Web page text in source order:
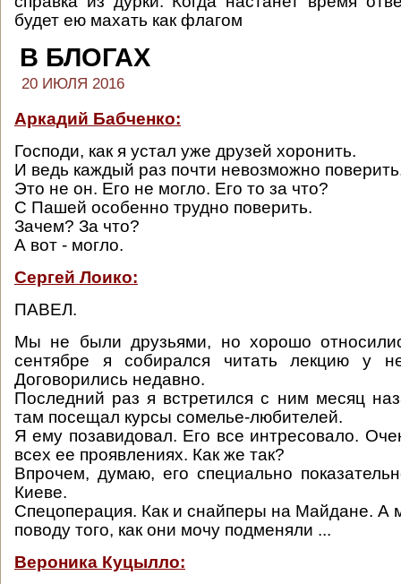
будет ею махать как флагом
В БЛОГАХ
20 ИЮЛЯ 2016
Аркадий Бабченко:
Господи, как я устал уже друзей хоронить.
И ведь каждый раз почти невозможно
Это не он. Его не могло. Его то за что?
С Пашей особенно трудно поверить.
Зачем? За что?
А вот - могло.
Сергей Лоико:
ПАВЕЛ.
Мы не были друзьями, но хорошо
сентябре я собирался читать лекцию у
Договорились недавно.
Последний раз я встретился с ним месяц
там посещал курсы сомелье-любителей.
Я ему позавидовал. Его все интресовало.
всех ее проявлениях. Как же так?
Впрочем, думаю, его специально
Киеве.
Спецоперация. Как и снайперы на Майдане. А
поводу того, как они мочу подменяли ...
Вероника Куцылло: